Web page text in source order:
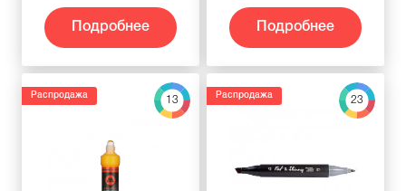
Подробнее Подробнее
13
Распродажа 23
Распродажа